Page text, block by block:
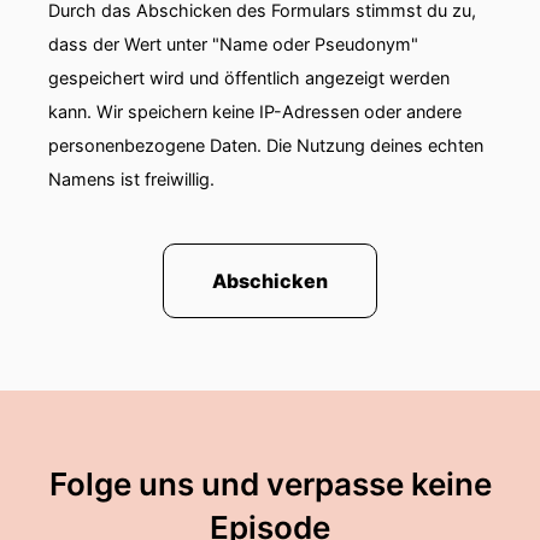
und wie wir als Kirche unseren Glaubengestalt
gewinnen lassen und auch über das, was wir so
glauben.
00:01:26: Und das aber bitteschön mitten im
Leben, mitten in einer Zeit die vor großen
Herausforderungen steht?
Zeitgenossenschaft mag!
00:01:48: trainieren?!
Durch das Abschicken des Formulars stimmst du zu,
dass der Wert unter "Name oder Pseudonym"
gespeichert wird und öffentlich angezeigt werden
kann. Wir speichern keine IP-Adressen oder andere
personenbezogene Daten. Die Nutzung deines echten
Namens ist freiwillig.
Abschicken
Folge uns und verpasse keine
Episode